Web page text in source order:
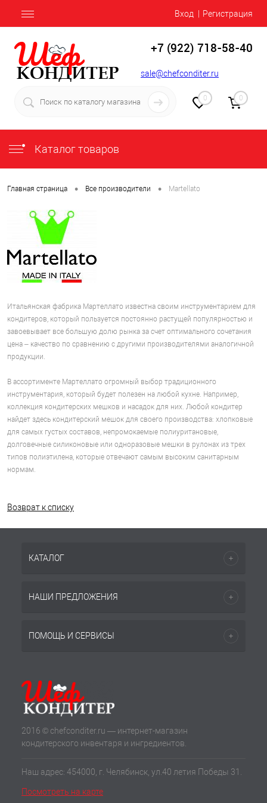
Вход Регистрация
+7 (922) 718-58-40
sale@chefconditer.ru
0 0
Каталог товаров
Главная страница • Все производители • Martellato
Итальянская фабрика Мартеллато известна своим инструментарием для
кондитеров, который пользуется постоянно растущей популярностью и
завоевывает все большую долю рынка за счет оптимального сочетания
цена – качество по сравнению с другими производителями аналогичной
продукции.
В ассортименте Мартеллато огромный выбор традиционного
инструментария, который будет полезен на любой кухне. Например,
коллекция кондитерских мешков и насадок для них. Любой кондитер
найдет здесь кондитерский мешок для своего производства: хлопковые
для самых густых составов, непромокаемые полиуритановые,
долговечные силиконовые или одноразовые мешки в рулонах из трех
типов полиэтилена, которые отвечают самым высоким санитарным
нормам.
Возврат к списку
КАТАЛОГ
НАШИ ПРЕДЛОЖЕНИЯ
ПОМОЩЬ И СЕРВИСЫ
2016 © chefconditer.ru — интернет-магазин
кондитерского инвентаря и ингредиентов.
Наш адрес: 454000, г. Челябинск, ул.40 летия Победы 31.
Посмотреть на карте